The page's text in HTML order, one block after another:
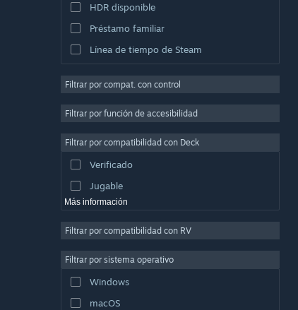
HDR disponible
Préstamo familiar
Línea de tiempo de Steam
Filtrar por compat. con control
Filtrar por función de accesibilidad
Filtrar por compatibilidad con Deck
Verificado
Jugable
Más información
Filtrar por compatibilidad con RV
Filtrar por sistema operativo
Windows
macOS